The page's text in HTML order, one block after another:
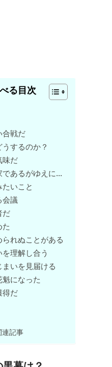
る目次
合戦だ
するのか？
味だ
であるがゆえに…
いこと
会議
だ
た
れぬことがある
理解し合う
いを見届ける
になった
得だ
連記事